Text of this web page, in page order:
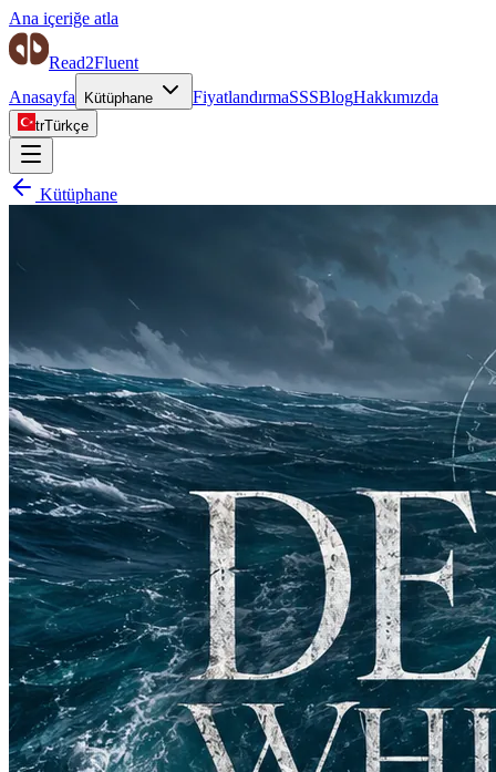
Ana içeriğe atla
Read2Fluent
Anasayfa
Kütüphane FiyatlandırmaSSSBlogHakkımızda
trTürkçe
Kütüphane